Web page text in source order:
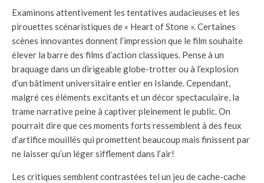
Examinons attentivement les tentatives audacieuses et les
pirouettes scénaristiques de « Heart of Stone ». Certaines
scènes innovantes donnent l’impression que le film souhaite
élever la barre des films d’action classiques. Pense à un
braquage dans un dirigeable globe-trotter ou à l’explosion
d’un bâtiment universitaire entier en Islande. Cependant,
malgré ces éléments excitants et un décor spectaculaire, la
trame narrative peine à captiver pleinement le public. On
pourrait dire que ces moments forts ressemblent à des feux
d’artifice mouillés qui promettent beaucoup mais finissent par
ne laisser qu’un léger sifflement dans l’air!
Les critiques semblent contrastées tel un jeu de cache-cache